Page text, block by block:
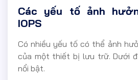
Các yếu tố ảnh
IOPS
Có nhiều yếu tố có thể ảnh
của một thiết bị lưu trữ. Dưới
nổi bật.